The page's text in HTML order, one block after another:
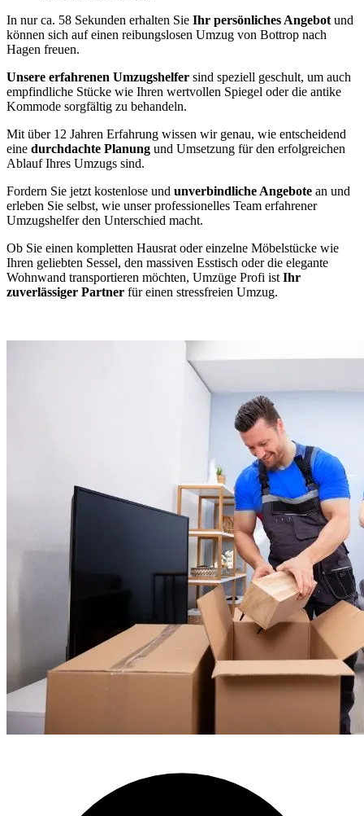
In nur ca. 58 Sekunden erhalten Sie Ihr persönliches Angebot und
können sich auf einen reibungslosen Umzug von Bottrop nach
Hagen freuen.
Unsere erfahrenen Umzugshelfer sind speziell geschult, um auch
empfindliche Stücke wie Ihren wertvollen Spiegel oder die antike
Kommode sorgfältig zu behandeln.
Mit über 12 Jahren Erfahrung wissen wir genau, wie entscheidend
eine durchdachte Planung und Umsetzung für den erfolgreichen
Ablauf Ihres Umzugs sind.
Fordern Sie jetzt kostenlose und unverbindliche Angebote an und
erleben Sie selbst, wie unser professionelles Team erfahrener
Umzugshelfer den Unterschied macht.
Ob Sie einen kompletten Hausrat oder einzelne Möbelstücke wie
Ihren geliebten Sessel, den massiven Esstisch oder die elegante
Wohnwand transportieren möchten, Umzüge Profi ist Ihr
zuverlässiger Partner für einen stressfreien Umzug.